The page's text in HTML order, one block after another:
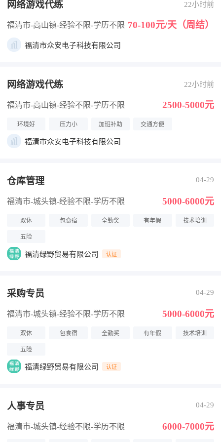
网络游戏代练 22小时前
福清市-高山镇-经验不限-学历不限 70-100元/天（周结）
福清市众安电子科技有限公司
网络游戏代练 22小时前
福清市-高山镇-经验不限-学历不限 2500-5000元
环境好 压力小 加班补助 交通方便
福清市众安电子科技有限公司
仓库管理 04-29
福清市-城头镇-经验不限-学历不限 5000-6000元
双休 包食宿 全勤奖 有年假 技术培训
五险
福清绿野贸易有限公司 认证
采购专员 04-29
福清市-城头镇-经验不限-学历不限 5000-6000元
双休 包食宿 全勤奖 有年假 技术培训
五险
福清绿野贸易有限公司 认证
人事专员 04-29
福清市-城头镇-经验不限-学历不限 6000-7000元